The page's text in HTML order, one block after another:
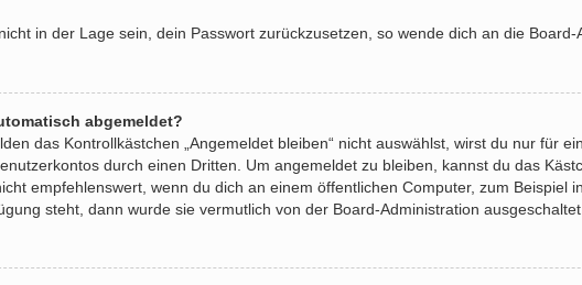
in der Lage sein, dein Passwort zurückzusetzen, so wende dich an die Board-
abgemeldet?
das Kontrollkästchen „Angemeldet bleiben“ nicht auswählst, wirst du nur für
durch einen Dritten. Um angemeldet zu bleiben, kannst du das
empfehlenswert, wenn du dich an einem öffentlichen Computer, zum Beispiel
steht, dann wurde sie vermutlich von der Board-Administration ausgeschaltet.